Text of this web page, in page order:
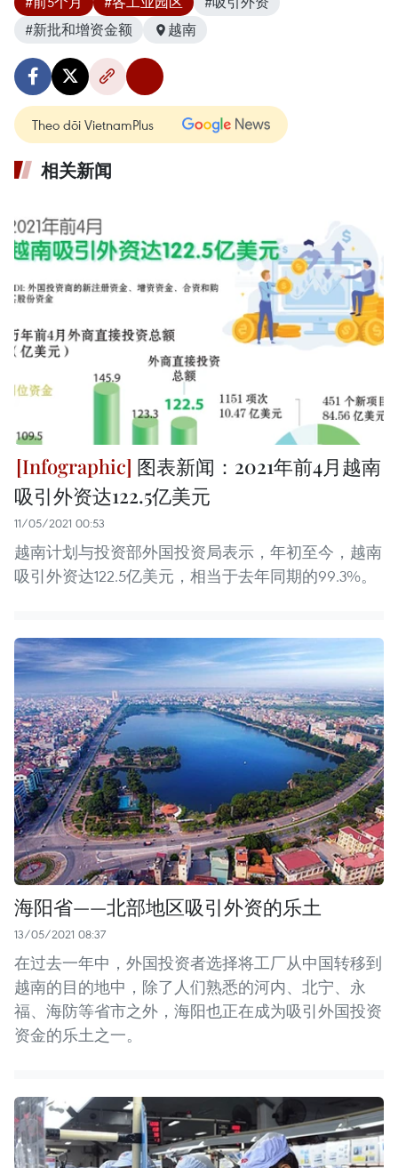
#新批和增资金额
越南
Theo dõi VietnamPlus
相关新闻
图表新闻：2021年前4月越南
吸引外资达122.5亿美元
11/05/2021 00:53
越南计划与投资部外国投资局表示，年初至今，越南
吸引外资达122.5亿美元，相当于去年同期的99.3%。
海阳省——北部地区吸引外资的乐土
13/05/2021 08:37
在过去一年中，外国投资者选择将工厂从中国转移到
越南的目的地中，除了人们熟悉的河内、北宁、永
福、海防等省市之外，海阳也正在成为吸引外国投资
资金的乐土之一。